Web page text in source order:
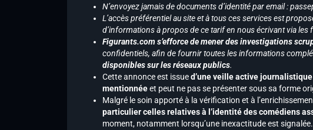
N’envoyez jamais de documents d’identité par email :
L’accès préférentiel au site et à tous ces services est
d’informations à propos de ce tarif en nous écrivant via
Figurants.com s’efforce de mener des investigations
confidentiels, afin de fournir toutes les informations
disponibles sur les réseaux publics.
Cette annonce est issued’une veille active journalistique
mentionnéeet peut ne pas se présenter sous sa forme
Malgré le soin apporté à la vérification et à
particulier celles relatives à l’identité des comédiens
moment, notamment lorsqu’une inexactitude est signalée.